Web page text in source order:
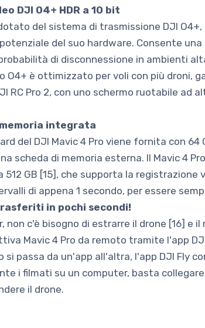
DJI O4+ HDR a 10 bit
del sistema di trasmissione DJI
del suo hardware. Consente
di disconnessione in ambienti
O4+ è ottimizzato per voli con più droni,
RC Pro 2, con uno schermo ruotabile ad
memoria integrata
del DJI Mavic 4 Pro viene fornita con
scheda di memoria esterna. Il Mavic 4
512 GB [15], che supporta la
di appena 1 secondo, per essere
trasferiti in pochi secondi!
non c'è bisogno di estrarre il drone [16] e
Mavic 4 Pro da remoto tramite l'app
si passa da un'app all'altra, l'app DJI Fly
i filmati su un computer, basta
il drone.